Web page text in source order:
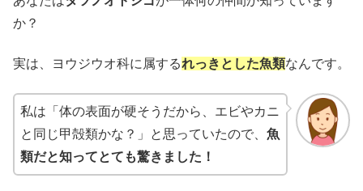
か？
実は、ヨウジウオ科に属するれっきとした魚類なんです。
私は「体の表面が硬そうだから、エビやカニ
と同じ甲殻類かな？」と思っていたので、 魚
類だと知ってとても驚きました！